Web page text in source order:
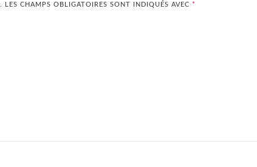
LES CHAMPS OBLIGATOIRES SONT INDIQUÉS AVEC *